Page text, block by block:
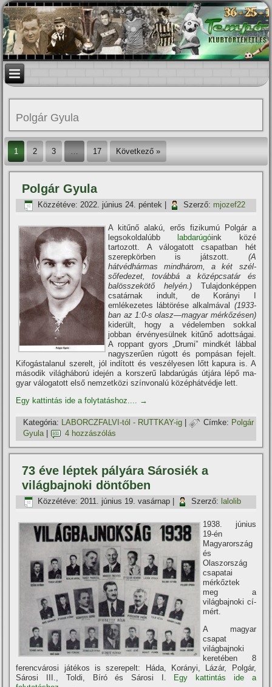
Polgár Gyula
1 2 3 … 17 Következő »
Polgár Gyula
Közzétéve: 2022. június 24. péntek Szerző: mjozef22
A kitűnő alakú, erős fizikumú Polgár a
legsokoldalúbb
labdarúgóink közé
tartozott. A válogatott csapatban hét
szerepkör­ben is játszott. (A
hátvédhármas mindhárom, a két szél­
sőfedezet, továbbá a középcsatár és
balösszekötő he­lyén.)Tulajdonképpen
csatárnak indult, de Korányi I
emlékezetes lábtörése alkalmával (1933-
ban az 1:0-s olasz—magyar mérkőzésen)
kiderült, hogy a védelem­ben sokkal
jobban érvényesülnek kitűnő adottságai.
A roppant gyors „Drumi” mindkét lábbal
nagyszerűen rúgott és pompásan fejelt.
Kifogástalanul szerelt, jól indí­tott és veszélyesen lőtt kapura is. A
második világ­háború idején a korszerű labdarúgás útjára lépő ma­
gyar válogatott első nemzetközi szí­nvonalú középhát­védje lett.
Egy kattintás ide a folytatáshoz.... →
Kategória: LABORCZFALVI-tól - RUTTKAY-ig | Címke: Polgár
Gyula| 4 hozzászólás
73 éve léptek pályára Sárosiék a
világbajnoki döntőben
Közzétéve: 2011. június 19. vasárnap Szerző: lalolib
1938. június
19-én
Magyarország
és
Olaszország
csapatai
mérkőztek
meg a
világbajnoki cí­
mért.
A magyar
csapat
világbajnoki
keretében 8
ferencvárosi játékos is szerepelt: Háda, Korányi, Lázár, Polgár,
Sárosi III., Toldi, Bí­ró és Sárosi I.
Egy kattintás ide a